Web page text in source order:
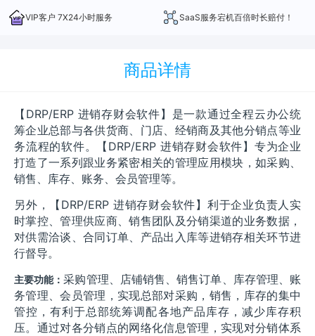
VIP客户 7X24小时服务 SaaS服务宕机百倍时长赔付！
商品详情
【DRP/ERP 进销存财会软件】是一款通过全程云办公统
筹企业总部与各供货商、门店、经销商及其他分销点等业
务流程的软件。【DRP/ERP 进销存财会软件】专为企业
打造了一系列跟业务紧密相关的管理应用模块，如采购、
销售、库存、账务、会员管理等。
另外，【DRP/ERP 进销存财会软件】利于企业负责人实
时掌控、管理供应商、销售团队及分销渠道的业务数据，
对供需洽谈、合同订单、产品出入库等进销存相关环节进
行督导。
主要功能：采购管理、店铺销售、销售订单、库存管理、账
务管理、会员管理，实现总部对采购，销售，库存的集中
管控，有利于总部统筹调配各地产品库存，减少库存积
压。通过对各分销点的网络化信息管理，实现对分销体系